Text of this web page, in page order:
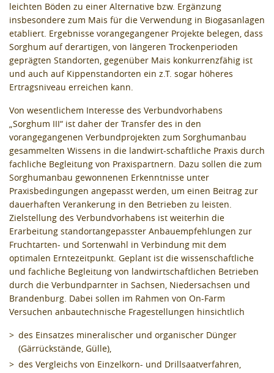
leichten Böden zu einer Alternative bzw. Ergänzung
insbesondere zum Mais für die Verwendung in Biogasanlagen
etabliert. Ergebnisse vorangegangener Projekte belegen, dass
Sorghum auf derartigen, von längeren Trockenperioden
geprägten Standorten, gegenüber Mais konkurrenzfähig ist
und auch auf Kippenstandorten ein z.T. sogar höheres
Ertragsniveau erreichen kann.
Von wesentlichem Interesse des Verbundvorhabens
„Sorghum III“ ist daher der Transfer des in den
vorangegangenen Verbundprojekten zum Sorghumanbau
gesammelten Wissens in die landwirt-schaftliche Praxis durch
fachliche Begleitung von Praxispartnern. Dazu sollen die zum
Sorghumanbau gewonnenen Erkenntnisse unter
Praxisbedingungen angepasst werden, um einen Beitrag zur
dauerhaften Verankerung in den Betrieben zu leisten.
Zielstellung des Verbundvorhabens ist weiterhin die
Erarbeitung standortangepasster Anbauempfehlungen zur
Fruchtarten- und Sortenwahl in Verbindung mit dem
optimalen Erntezeitpunkt. Geplant ist die wissenschaftliche
und fachliche Begleitung von landwirtschaftlichen Betrieben
durch die Verbundparnter in Sachsen, Niedersachsen und
Brandenburg. Dabei sollen im Rahmen von On-Farm
Versuchen anbautechnische Fragestellungen hinsichtlich
des Einsatzes mineralischer und organischer Dünger
(Gärrückstände, Gülle),
des Vergleichs von Einzelkorn- und Drillsaatverfahren,